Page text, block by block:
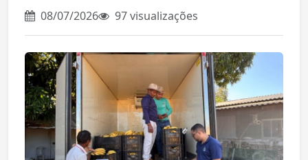
08/07/2026 97 visualizações